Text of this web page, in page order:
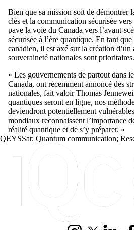
Bien que sa mission soit de démontrer
clés et la communication sécurisée
pave la voie du Canada vers l’avant-
sécurisée à l’ère quantique. En tant
canadien, il est axé sur la création
souveraineté nationales sont prioritaires.
« Les gouvernements de partout dans
Canada, ont récemment annoncé des
nationales, fait valoirThomas
quantiques seront en ligne, nos
deviendront potentiellement
mondiaux reconnaissent l’importance
réalité quantique et de s’y préparer. »
QEYSSat; Quantum communication;